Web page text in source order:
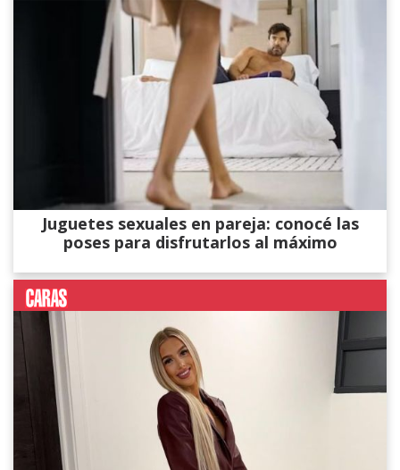
Juguetes sexuales en pareja: conocé las
poses para disfrutarlos al máximo